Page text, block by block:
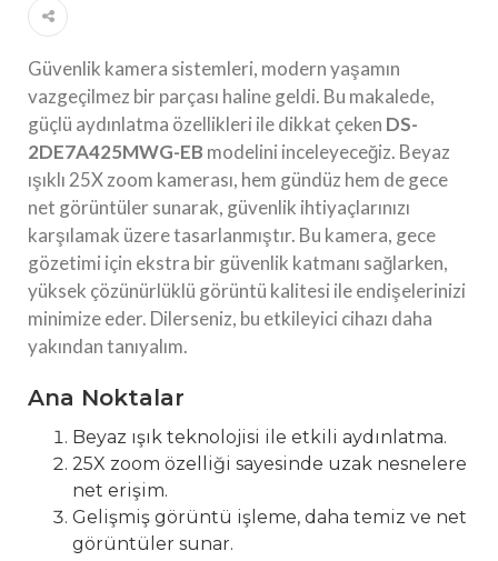
Güvenlik kamera sistemleri, modern yaşamın
vazgeçilmez bir parçası haline geldi. Bu makalede,
güçlü aydınlatma özellikleri ile dikkat çeken DS-
2DE7A425MWG-EB modelini inceleyeceğiz. Beyaz
ışıklı 25X zoom kamerası, hem gündüz hem de gece
net görüntüler sunarak, güvenlik ihtiyaçlarınızı
karşılamak üzere tasarlanmıştır. Bu kamera, gece
gözetimi için ekstra bir güvenlik katmanı sağlarken,
yüksek çözünürlüklü görüntü kalitesi ile endişelerinizi
minimize eder. Dilerseniz, bu etkileyici cihazı daha
yakından tanıyalım.
Ana Noktalar
Beyaz ışık teknolojisi ile etkili aydınlatma.
25X zoom özelliği sayesinde uzak nesnelere
net erişim.
Gelişmiş görüntü işleme, daha temiz ve net
görüntüler sunar.